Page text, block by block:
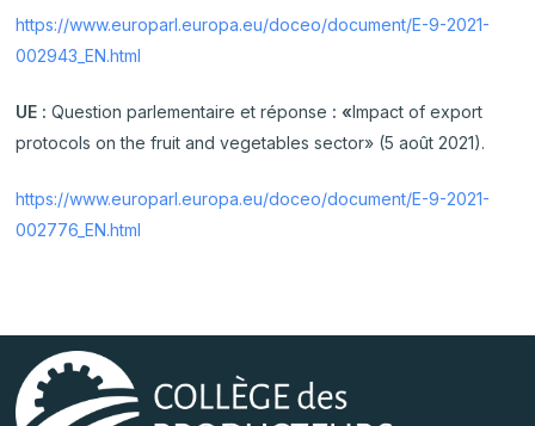
https://www.europarl.europa.eu/doceo/document/E-9-2021-
002943_EN.html
UE :Question parlementaire et réponse : «Impact of export
protocols on the fruit and vegetables sector» (5 août 2021).
https://www.europarl.europa.eu/doceo/document/E-9-2021-
002776_EN.html